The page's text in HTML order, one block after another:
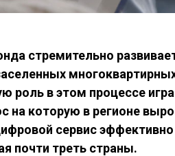
стремительно
роль в этом процессе
на которую в регионе
сервис эффективно
почти треть страны.